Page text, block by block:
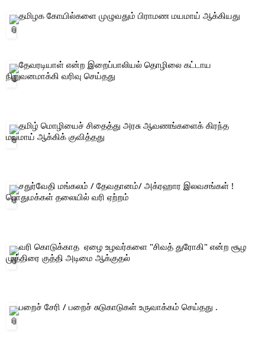
தமிழக கோயில்களை முழுவதும் பிராமண மயமாய் ஆக்கியது
தேவரடியாள் என்ற இறைப்பாலியல் தொழிலை கட்டாய
நிறுவனமாக்கி வரிவு செய்தது
தமிழ் மொழியைச் சிதைத்து அரசு ஆவணங்களைக் கிரந்த
மயமாய் ஆக்கிக் குவித்தது
சதுர்வேதி மங்கலம் / தேவதானம்/ அக்ரஹார இலவசங்கள் !
பொதுமக்கள் தலையில் வரி ஏற்றம்
வரி கொடுக்காத  ஏழை உழவர்களை "சிவத் துரோகி" என்ற சூழ
முத்திரை குத்தி அடிமை ஆக்குதல்
பறைச் சேரி / பறைச் சுடுகாடுகள் உருவாக்கம் செய்தது .